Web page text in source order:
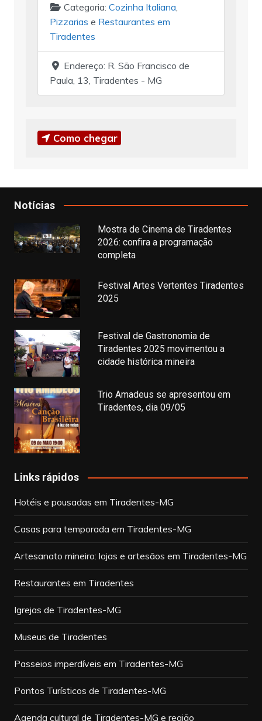
Categoria: Cozinha Italiana
Pizzarias e Restaurantes em
Tiradentes
Endereço: R. São Francisco de
Paula, 13, Tiradentes - MG
Como chegar
Notícias
Mostra de Cinema de Tiradentes
2026: confira a programação
completa
Festival Artes Vertentes Tiradentes
2025
Festival de Gastronomia de
Tiradentes 2025 movimentou a
cidade histórica mineira
Trio Amadeus se apresentou em
Tiradentes, dia 09/05
Links rápidos
Hotéis e pousadas em Tiradentes-MG
Casas para temporada em Tiradentes-MG
Artesanato mineiro: lojas e artesãos em Tiradentes-MG
Restaurantes em Tiradentes
Igrejas de Tiradentes-MG
Museus de Tiradentes
Passeios imperdíveis em Tiradentes-MG
Pontos Turísticos de Tiradentes-MG
Agenda cultural de Tiradentes-MG e região